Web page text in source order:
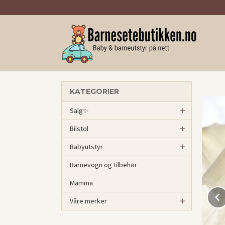
til
KATEGORIER
Salg✨
Bilstol
Babyutstyr
Barnevogn og tilbehør
Mamma
Våre merker